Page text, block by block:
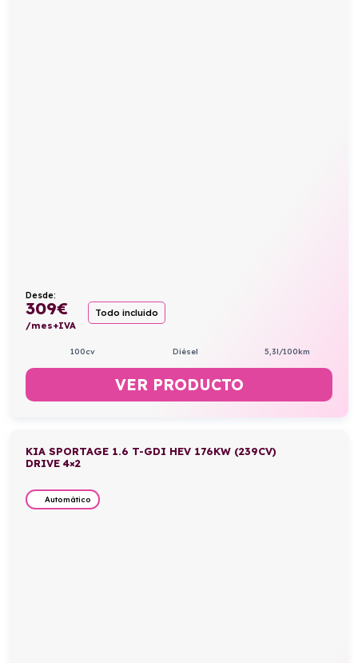
Desde:
309€
/mes+IVA
Todo incluido
100cv Diésel 5,3l/100km
VER PRODUCTO
KIA SPORTAGE 1.6 T-GDI HEV 176KW (239CV)
DRIVE 4×2
Automático